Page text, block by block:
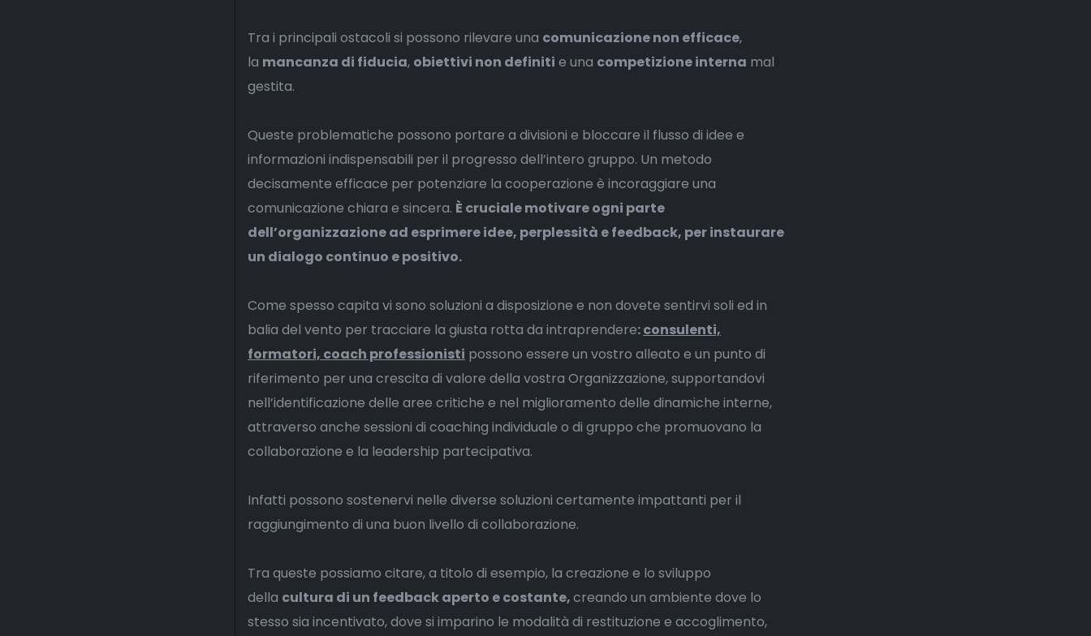
Tra i principali ostacoli si possono rilevare una comunicazione non efficace,
la mancanza di fiducia, obiettivi non definiti e una competizione interna mal
gestita.
Queste problematiche possono portare a divisioni e bloccare il flusso di idee e
informazioni indispensabili per il progresso dell’intero gruppo. Un metodo
decisamente efficace per potenziare la cooperazione è incoraggiare una
comunicazione chiara e sincera. È cruciale motivare ogni parte
dell’organizzazione ad esprimere idee, perplessità e feedback, per instaurare
un dialogo continuo e positivo.
Come spesso capita vi sono soluzioni a disposizione e non dovete sentirvi soli ed in
balia del vento per tracciare la giusta rotta da intraprendere:consulenti,
formatori, coach professionisti possono essere un vostro alleato e un punto di
riferimento per una crescita di valore della vostra Organizzazione, supportandovi
nell’identificazione delle aree critiche e nel miglioramento delle dinamiche interne,
attraverso anche sessioni di coaching individuale o di gruppo che promuovano la
collaborazione e la leadership partecipativa.
Infatti possono sostenervi nelle diverse soluzioni certamente impattanti per il
raggiungimento di una buon livello di collaborazione.
Tra queste possiamo citare, a titolo di esempio, la creazione e lo sviluppo
della cultura di un feedback aperto e costante,creando un ambiente dove lo
stesso sia incentivato, dove si imparino le modalità di restituzione e accoglimento,